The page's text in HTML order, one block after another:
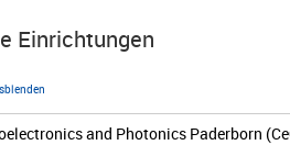
Einrichtungen
and Photonics Paderborn